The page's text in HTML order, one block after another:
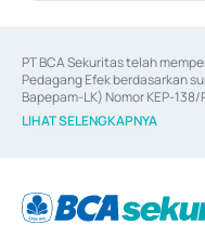
PT BCA Sekuritas telah
Pedagang Efek berdasarkan
Bapepam-LK) Nomor KEP-
06/D.04/2014 tanggal 28
Efek berdasarkan surat
berdasarkan surat keputusan
67/PM.21/2017 tanggal 3
LIHAT SELENGKAPNYA